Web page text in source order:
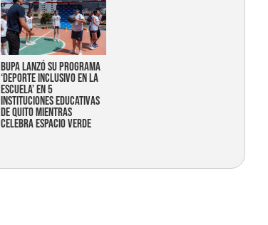
Bupa lanzó su programa
‘Deporte Inclusivo en la
Escuela’ en 5
instituciones educativas
de Quito mientras
celebra espacio verde